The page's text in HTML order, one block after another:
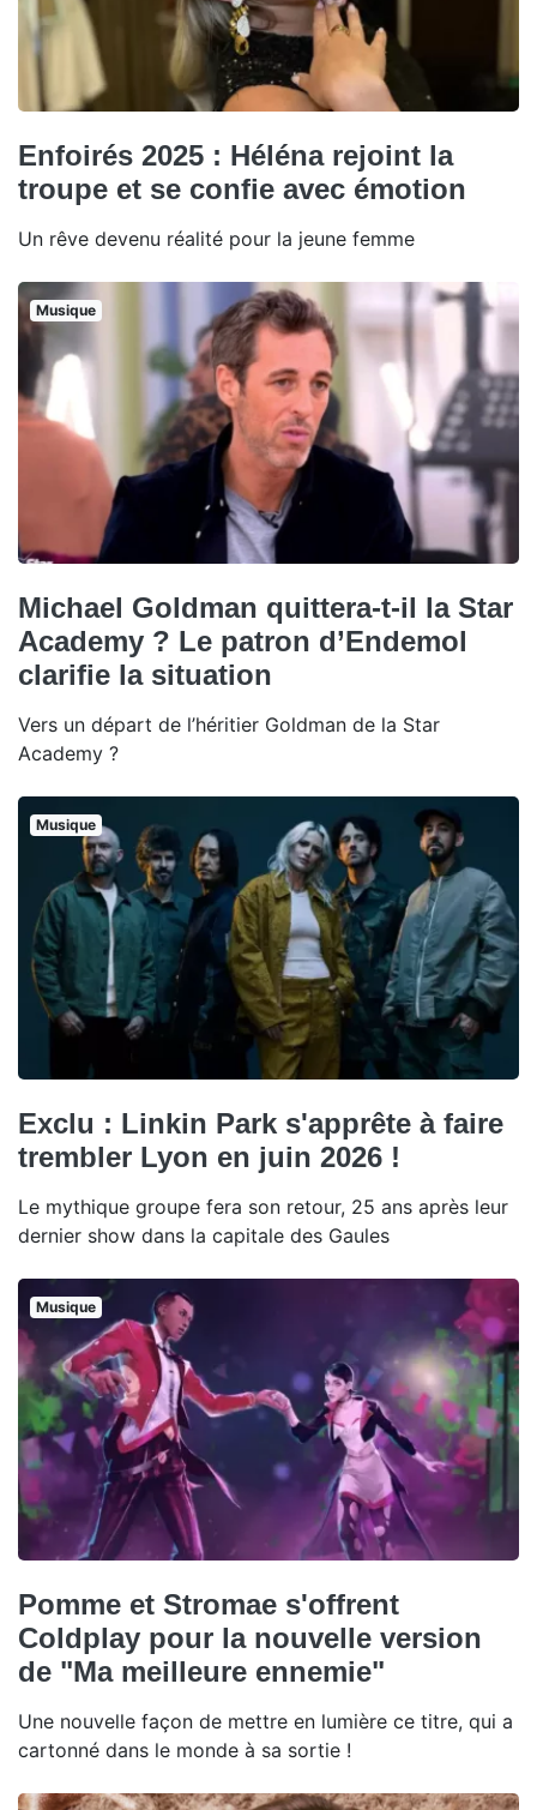
Enfoirés 2025 : Héléna rejoint la
troupe et se confie avec émotion
Un rêve devenu réalité pour la jeune femme
Musique
Michael Goldman quittera-t-il la Star
Academy ? Le patron d’Endemol
clarifie la situation
Vers un départ de l’héritier Goldman de la Star
Academy ?
Musique
Exclu : Linkin Park s'apprête à faire
trembler Lyon en juin 2026 !
Le mythique groupe fera son retour, 25 ans après leur
dernier show dans la capitale des Gaules
Musique
Pomme et Stromae s'offrent
Coldplay pour la nouvelle version
de "Ma meilleure ennemie"
Une nouvelle façon de mettre en lumière ce titre, qui a
cartonné dans le monde à sa sortie !